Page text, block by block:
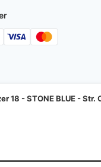
kr..
18 - STONE BLUE - Str.